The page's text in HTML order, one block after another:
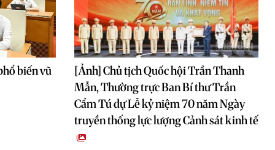
biến vũ
[Ảnh] Chủ tịch Quốc hội Trần Thanh
Mẫn, Thường trực Ban Bí thư Trần
Cẩm Tú dự Lễ kỷ niệm 70 năm Ngày
truyền thống lực lượng Cảnh sát kinh tế